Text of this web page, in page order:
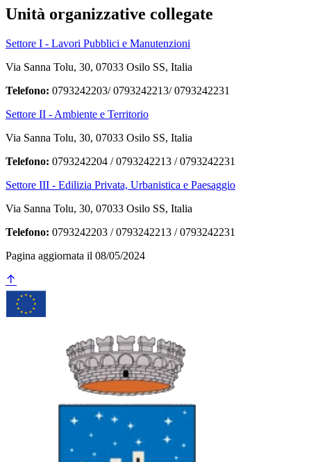
Unità organizzative collegate
Settore I - Lavori Pubblici e Manutenzioni
Via Sanna Tolu, 30, 07033 Osilo SS, Italia
Telefono: 0793242203/ 0793242213/ 0793242231
Settore II - Ambiente e Territorio
Via Sanna Tolu, 30, 07033 Osilo SS, Italia
Telefono: 0793242204 / 0793242213 / 0793242231
Settore III - Edilizia Privata, Urbanistica e Paesaggio
Via Sanna Tolu, 30, 07033 Osilo SS, Italia
Telefono: 0793242203 / 0793242213 / 0793242231
Pagina aggiornata il 08/05/2024